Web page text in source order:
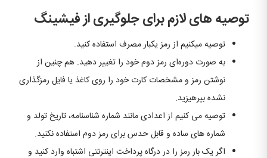
توصیه های لازم برای جلوگیری از فیشینگ
توصیه میکنیم از رمز یکبار مصرف استفاده کنید.
به صورت دوره‌ای رمز دوم خود را تغییر دهید. هم چنین از
نوشتن رمز و مشخصات کارت خود را روی کاغذ یا فایل رمزگذاری
نشده بپرهیزید.
توصیه می کنیم از اعدادی مانند شماره شناسنامه، تاریخ تولد و
شماره های ساده و قابل حدس برای رمز دوم استفاده نکنید.
اگر یک بار رمز را در درگاه پرداخت اینترنتی اشتباه وارد کنید و